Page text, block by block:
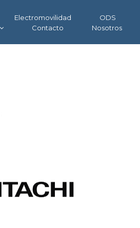
Electromovilidad
ODS
Contacto
Nosotros